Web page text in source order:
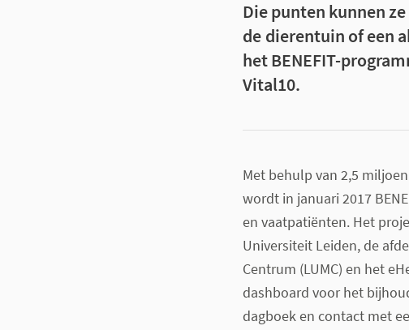
Die punten kunnen
de dierentuin of een
het BENEFIT-
Vital10.
Met behulp van 2,5
wordt in januari 2017
en vaatpatiënten. Het
Universiteit Leiden, de
Centrum (LUMC) en het
dashboard voor het
dagboek en contact met